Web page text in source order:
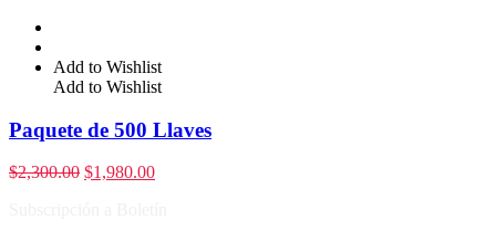
Add to Wishlist
Add to Wishlist
Paquete de 500 Llaves
$2,300.00 $1,980.00